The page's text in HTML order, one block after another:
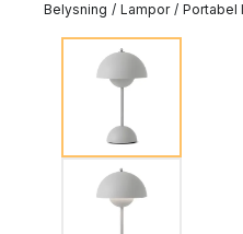
Belysning / Lampor / Portabel